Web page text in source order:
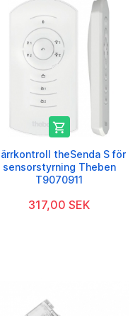

theSenda S för
sensorstyrning Theben
T9070911
317,00 SEK